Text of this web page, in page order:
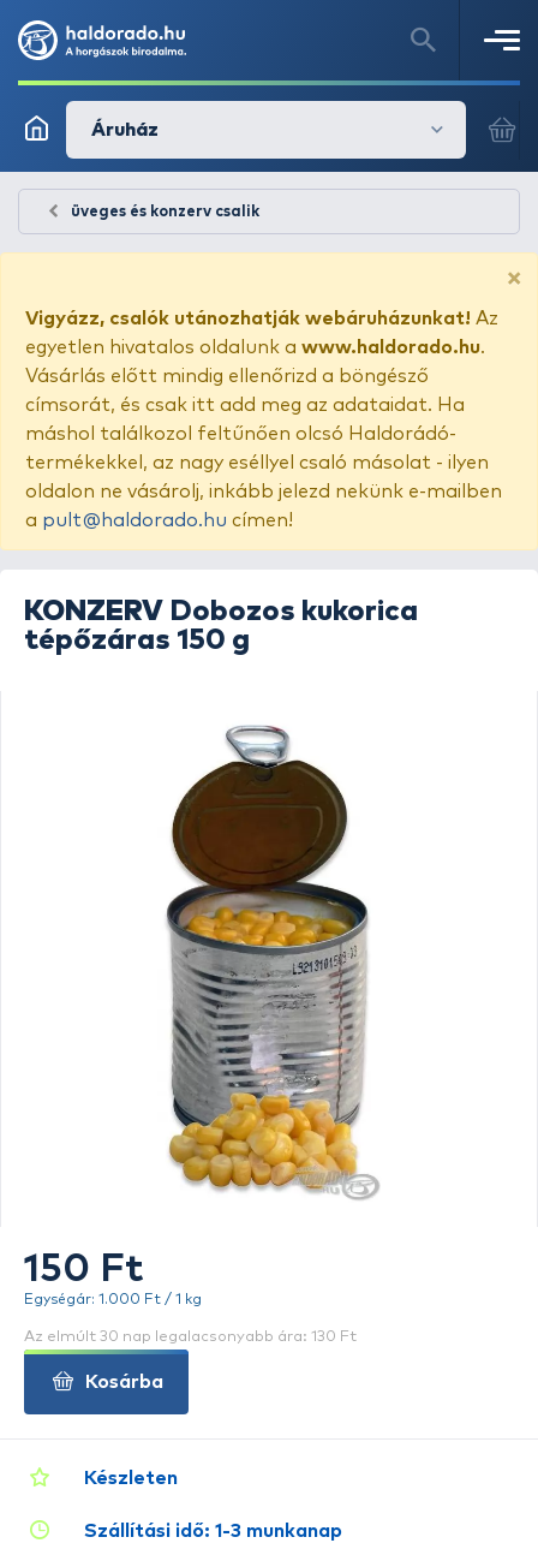
Áruház
üveges és konzerv csalik
×
Vigyázz, csalók utánozhatják webáruházunkat! Az
egyetlen hivatalos oldalunk a www.haldorado.hu.
Vásárlás előtt mindig ellenőrizd a böngésző
címsorát, és csak itt add meg az adataidat. Ha
máshol találkozol feltűnően olcsó Haldorádó-
termékekkel, az nagy eséllyel csaló másolat - ilyen
oldalon ne vásárolj, inkább jelezd nekünk e-mailben
a pult@haldorado.hu címen!
KONZERV Dobozos kukorica
tépőzáras 150 g
Készleten
Szállítási idő: 1-3 munkanap
150 Ft
Egységár: 1.000 Ft / 1 kg
Az elmúlt 30 nap legalacsonyabb ára: 130 Ft
Kosárba